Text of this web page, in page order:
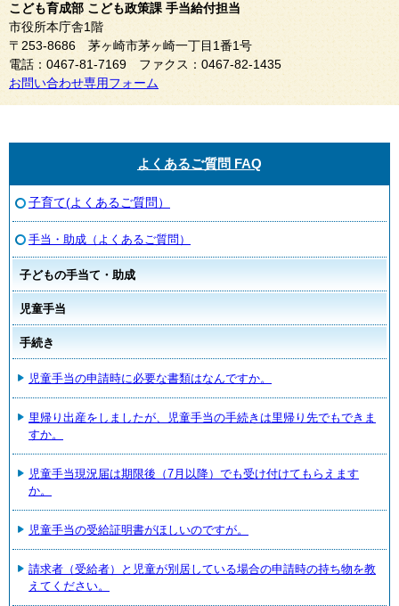
こども育成部 こども政策課 手当給付担当
市役所本庁舎1階
〒253-8686 茅ヶ崎市茅ヶ崎一丁目1番1号
電話：0467-81-7169 ファクス：0467-82-1435
お問い合わせ専用フォーム
よくあるご質問 FAQ
子育て(よくあるご質問）
手当・助成（よくあるご質問）
子どもの手当て・助成
児童手当
手続き
児童手当の申請時に必要な書類はなんですか。
里帰り出産をしましたが、児童手当の手続きは里帰り先でもできま
すか。
児童手当現況届は期限後（7月以降）でも受け付けてもらえます
か。
児童手当の受給証明書がほしいのですが。
請求者（受給者）と児童が別居している場合の申請時の持ち物を教
えてください。